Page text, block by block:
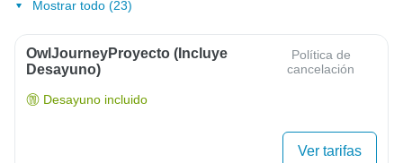
Mostrar todo (23)
OwlJourneyProyecto (Incluye
Desayuno)
Política de
cancelación
Desayuno incluido
Ver tarifas